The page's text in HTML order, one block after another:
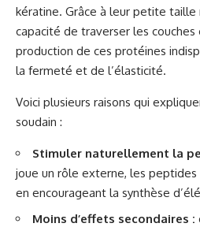
kératine. Grâce à leur petite taille
capacité de traverser les
production de ces protéines
la fermeté et de l’élasticité.
Voici plusieurs raisons qui
soudain :
Stimuler naturellement la
joue un rôle externe, les
en encourageant la synthèse
Moins d’effets secondaires :